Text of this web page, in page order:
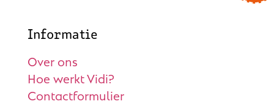
Informatie
Over ons
Hoe werkt Vidi?
Contactformulier